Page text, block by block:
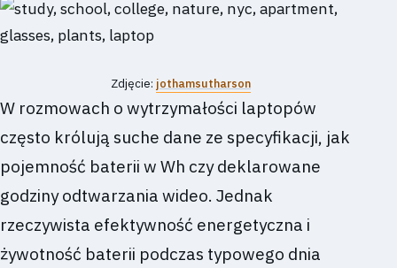
Zdjęcie: jothamsutharson
W rozmowach o wytrzymałości laptopów
często królują suche dane ze specyfikacji, jak
pojemność baterii w Wh czy deklarowane
godziny odtwarzania wideo. Jednak
rzeczywista efektywność energetyczna i
żywotność baterii podczas typowego dnia